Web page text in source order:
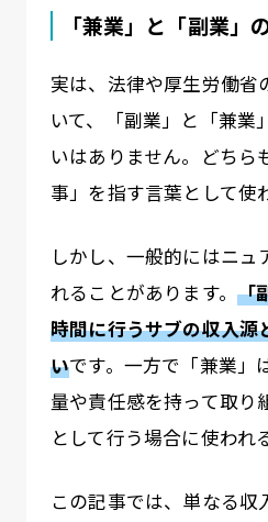
「兼業」と「副業」
実は、法律や厚生労働省
いて、「副業」と「兼業
いはありません。どちら
事」を指す言葉として使
しかし、一般的にはニュ
れることがあります。 「
時間に行うサブの収入源
いです。一方で「兼業」
量や責任感を持って取り
として行う場合に使われ
この記事では、単なる収